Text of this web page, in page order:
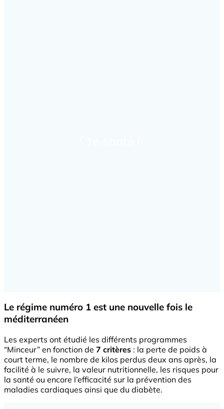
Le régime numéro 1 est une nouvelle fois le
méditerranéen
Les experts ont étudié les différents programmes
“Minceur” en fonction de 7 critères : la perte de poids à
court terme, le nombre de kilos perdus deux ans après, la
facilité à le suivre, la valeur nutritionnelle, les risques pour
la santé ou encore l’efficacité sur la prévention des
maladies cardiaques ainsi que du diabète.